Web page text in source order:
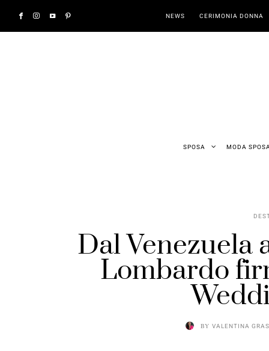
NEWS CERIMONIA DONNA
SPOSA MODA
Dal Venezuela
Lombardo
BY VALENTINA